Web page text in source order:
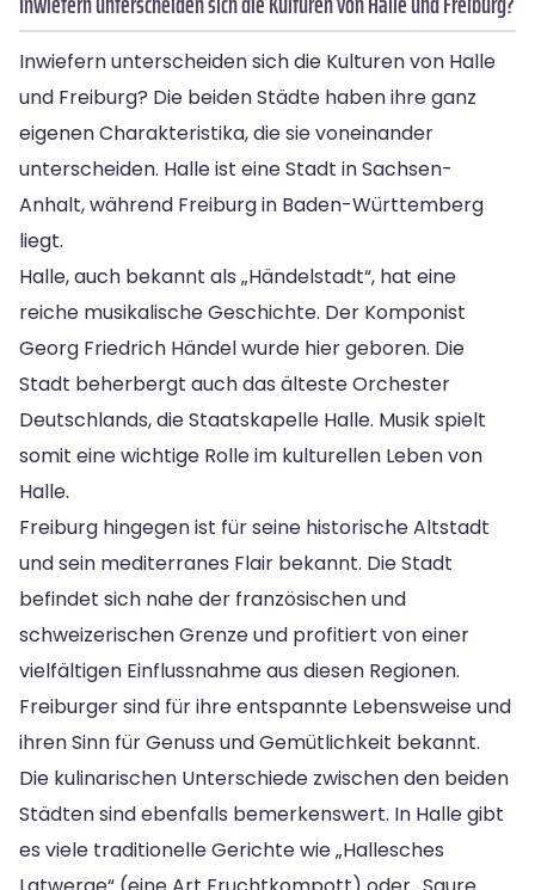
Inwiefern unterscheiden sich die Kulturen von Halle
und Freiburg? Die beiden Städte haben ihre ganz
eigenen Charakteristika, die sie voneinander
unterscheiden. Halle ist eine Stadt in Sachsen-
Anhalt, während Freiburg in Baden-Württemberg
liegt.
Halle, auch bekannt als „Händelstadt“, hat eine
reiche musikalische Geschichte. Der Komponist
Georg Friedrich Händel wurde hier geboren. Die
Stadt beherbergt auch das älteste Orchester
Deutschlands, die Staatskapelle Halle. Musik spielt
somit eine wichtige Rolle im kulturellen Leben von
Halle.
Freiburg hingegen ist für seine historische Altstadt
und sein mediterranes Flair bekannt. Die Stadt
befindet sich nahe der französischen und
schweizerischen Grenze und profitiert von einer
vielfältigen Einflussnahme aus diesen Regionen.
Freiburger sind für ihre entspannte Lebensweise und
ihren Sinn für Genuss und Gemütlichkeit bekannt.
Die kulinarischen Unterschiede zwischen den beiden
Städten sind ebenfalls bemerkenswert. In Halle gibt
es viele traditionelle Gerichte wie „Hallesches